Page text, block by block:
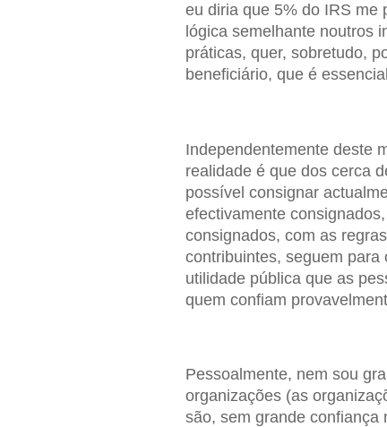
eu diria que 5% do IRS me
lógica semelhante noutros
práticas, quer, sobretudo,
beneficiário, que é
Independentemente deste
realidade é que dos cerca
possível consignar
efectivamente
consignados, com as
contribuintes, seguem
utilidade pública que as
quem confiam
Pessoalmente, nem sou
organizações (as
são, sem grande confiança